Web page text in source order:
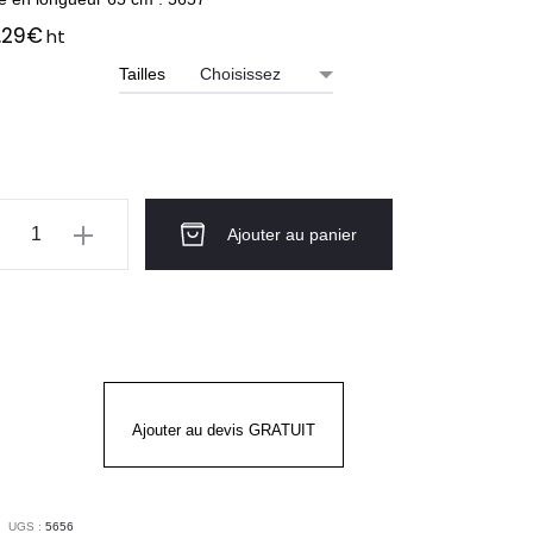
€ht
Tailles
Ajouter au panier
Ajouter au devis GRATUIT
UGS : 5656